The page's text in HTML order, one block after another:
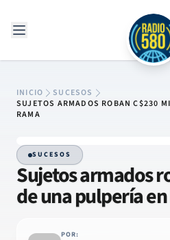
INICIO
SUCESOS
SUJETOS ARMADOS ROBAN C$230
RAMA
SUCESOS
Sujetos armados
de una pulpería
POR: